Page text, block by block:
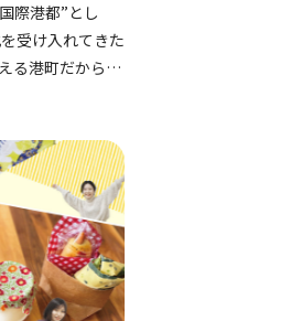
際港都”とし
受け入れてきた
る港町だからこ